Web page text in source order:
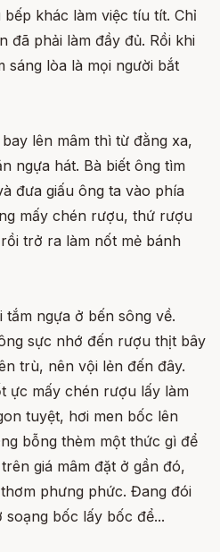
khác làm việc tíu tít. Chỉ
đã phải làm đầy đủ. Rồi khi
sáng lòa là mọi người bắt
lên mâm thì từ đằng xa,
ngựa hát. Bà biết ông tìm
đưa giấu ông ta vào phía
mấy chén rượu, thứ rượu
trở ra làm nốt mẻ bánh
ngựa ở bến sông về.
sực nhớ đến rượu thịt bây
trù, nên vội lẻn đến đây.
ực mấy chén rượu lấy làm
tuyệt, hơi men bốc lên
bỗng thèm một thức gì để
giá mâm đặt ở gần đó,
phưng phức. Đang đói
bốc lấy bốc để...